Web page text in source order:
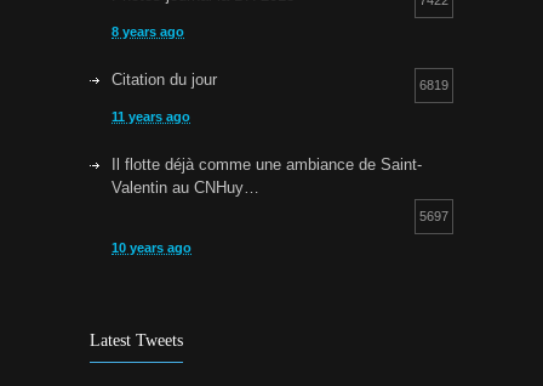
8 years ago
Citation du jour 6819
11 years ago
Il flotte déjà comme une ambiance de Saint-
Valentin au CNHuy…
5697
10 years ago
9 years ago
Latest Tweets